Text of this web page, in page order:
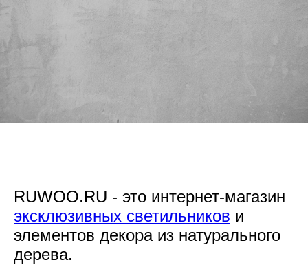
RUWOO.RU - это интернет-магазин
эксклюзивных светильников и
элементов декора из натурального
дерева.